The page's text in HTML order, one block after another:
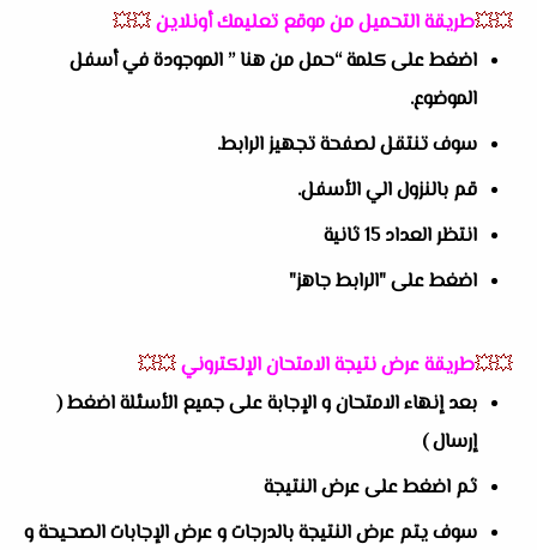
💥💥طريقة التحميل من موقع تعليمك أونلاين💥💥
اضغط على كلمة “حمل من هنا ” الموجودة في أسفل
الموضوع.
سوف تنتقل لصفحة تجهيز الرابط.
قم بالنزول الي الأسفل.
انتظر العداد 15 ثانية
اضغط على "الرابط جاهز"
💥💥طريقة عرض نتيجة الامتحان الإلكتروني💥💥
بعد إنهاء الامتحان و الإجابة على جميع الأسئلة اضغط (
إرسال )
ثم اضغط على عرض النتيجة
سوف يتم عرض النتيجة بالدرجات و عرض الإجابات الصحيحة و